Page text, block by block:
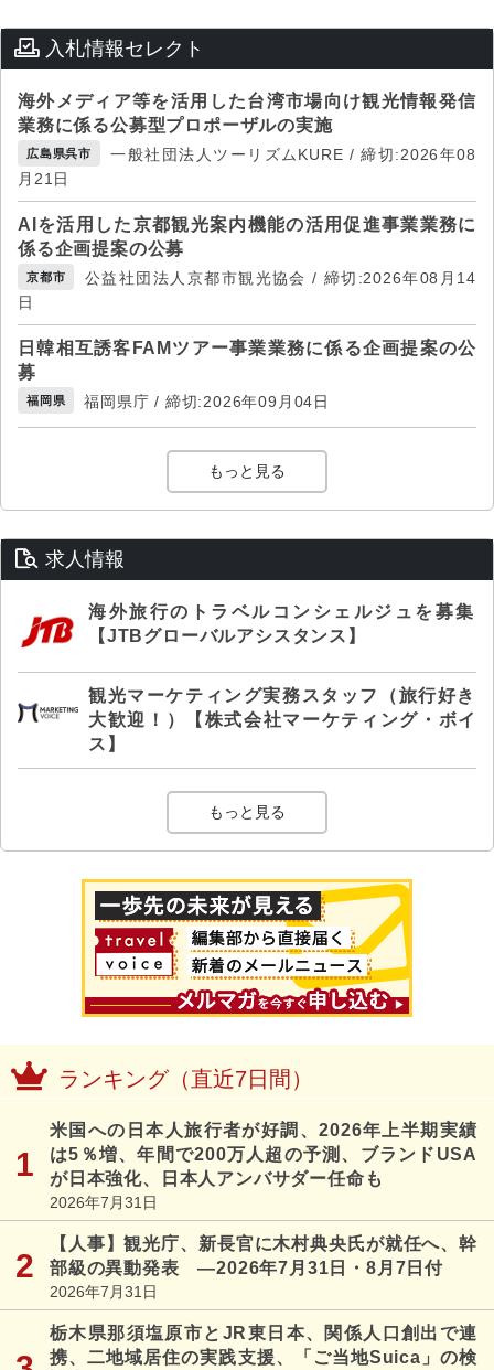
入札情報セレクト
海外メディア等を活用した台湾市場向け観光情報発信
業務に係る公募型プロポーザルの実施
広島県呉市
一般社団法人ツーリズムKURE / 締切:2026年08
月21日
AIを活用した京都観光案内機能の活用促進事業業務に
係る企画提案の公募
京都市
公益社団法人京都市観光協会 / 締切:2026年08月14
日
日韓相互誘客FAMツアー事業業務に係る企画提案の公
募
福岡県 福岡県庁 / 締切:2026年09月04日
もっと見る
求人情報
海外旅行のトラベルコンシェルジュを募集
【JTBグローバルアシスタンス】
観光マーケティング実務スタッフ（旅行好き
大歓迎！）【株式会社マーケティング・ボイ
ス】
もっと見る
ランキング（直近7日間）
米国への日本人旅行者が好調、2026年上半期実績
は5％増、年間で200万人超の予測、ブランドUSA
が日本強化、日本人アンバサダー任命も
2026年7月31日
【人事】観光庁、新長官に木村典央氏が就任へ、幹
部級の異動発表 ―2026年7月31日・8月7日付
2026年7月31日
栃木県那須塩原市とJR東日本、関係人口創出で連
携、二地域居住の実践支援、「ご当地Suica」の検